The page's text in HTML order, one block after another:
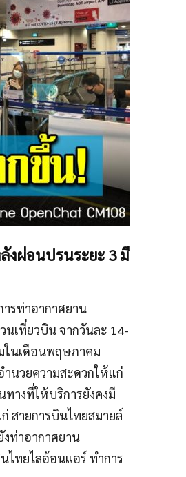
งผ่อนปรนระยะ 3 มี
รท่าอากาศยาน
นเที่ยวบิน จากวันละ 14-
ในเดือนพฤษภาคม
ำนวยความสะดวกให้แก่
ทางที่ให้บริการยังคงมี
สายการบินไทยสมายล์
งท่าอากาศยาน
ไทยไลอ้อนแอร์ ทำการ